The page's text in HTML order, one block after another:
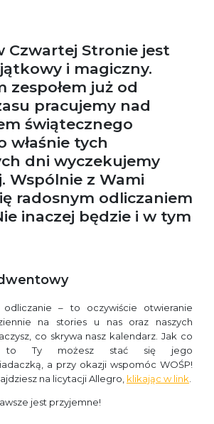
Czwartej Stronie jest
i magiczny.
zespołem już od
pracujemy nad
świątecznego
właśnie tych
dni wyczekujemy
Wspólnie z Wami
radosnym odliczaniem
inaczej będzie i w tym
– to oczywiście otwieranie
na stories u nas oraz naszych
co skrywa nasz kalendarz. Jak co
to Ty możesz stać się jego
a przy okazji wspomóc WOŚP!
na licytacji Allegro, klikając w link
jest przyjemne!